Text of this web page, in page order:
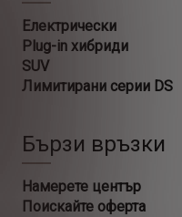
Електрически
Plug-in хибриди
SUV
Лимитирани серии DS
Бързи връзки
Намерете център
Поискайте оферта